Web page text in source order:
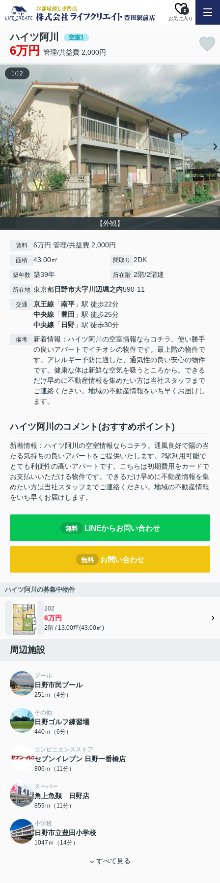
お気に入り
0
ハイツ阿川 空室1
6万円 管理/共益費 2,000円
【外観】
1/12
賃料 6万円 管理/共益費 2,000円
面積 43.00㎡ 間取り 2DK
築年数 築39年 所在階 2階/2階建
所在地 東京都日野市大字川辺堀之内590-11
交通 京王線 「南平 」駅 徒歩22分
中央線 「豊田 」駅 徒歩25分
中央線 「 日野 」駅 徒歩30分
備考
新着情報：ハイツ阿川の空室情報ならコチラ。使い勝手
の良いアパートでイチオシの物件です。最上階の物件で
す。アレルギー予防に適した、通気性の良い安心の物件
です。健康な体は新鮮な空気を吸うところから。できる
だけ早めに不動産情報を集めたい方は当社スタッフまで
ご連絡ください。地域の不動産情報をいち早くお届けし
ます。
ハイツ阿川のコメント(おすすめポイント)
新着情報：ハイツ阿川の空室情報ならコチラ。通風良好で陽の当
たる気持ちの良いアパートをご提供いたします。2駅利用可能で
とても利便性の高いアパートです。こちらは初期費用をカードで
お支払いいただける物件です。できるだけ早めに不動産情報を集
めたい方は当社スタッフまでご連絡ください。地域の不動産情報
をいち早くお届けします。
無料 LINEからお問い合わせ
無料 お問い合わせ
ハイツ阿川の募集中物件
202
6万円
2階 / 13.00坪(43.00㎡)
周辺施設
プール
日野市民プール
251ｍ（4分）
その他
日野ゴルフ練習場
440ｍ（6分）
コンビニエンスストア
セブンイレブン 日野一番橋店
806ｍ（11分）
スーパー
角上魚類 日野店
859ｍ（11分）
小学校
日野市立豊田小学校
1047ｍ（14分）
すべて見る